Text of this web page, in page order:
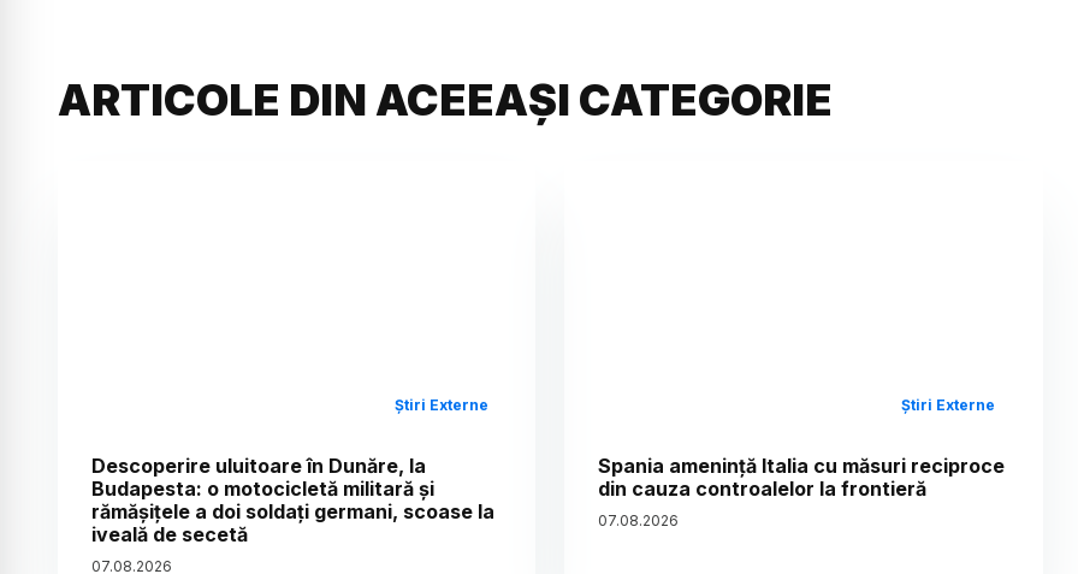
ARTICOLE DIN ACEEAȘI CATEGORIE
Știri Externe
Descoperire uluitoare în Dunăre, la
Budapesta: o motocicletă militară și
rămășițele a doi soldați germani, scoase la
iveală de secetă
07.08.2026
Știri Externe
Spania amenință Italia cu măsuri reciproce
din cauza controalelor la frontieră
07.08.2026